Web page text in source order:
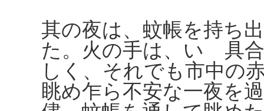
其の夜は、蚊帳を持ち
た。火の手は、いゝ具
しく、それでも市中の
眺め乍ら不安な一夜を